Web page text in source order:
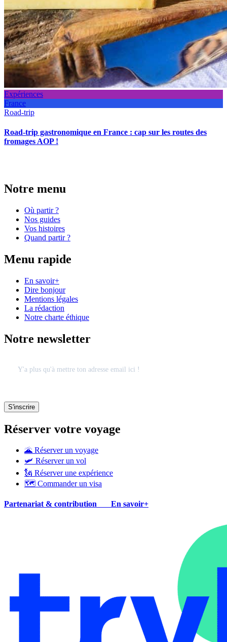
Expériences
France
Road-trip
Road-trip gastronomique en France : cap sur les routes des
fromages AOP !
Notre menu
Où partir ?
Nos guides
Vos histoires
Quand partir ?
Menu rapide
En savoir+
Dire bonjour
Mentions légales
La rédaction
Notre charte éthique
Notre newsletter
Réserver votre voyage
🌋 Réserver un voyage
🛩 Réserver un vol
🗽 Réserver une expérience
🗺 Commander un visa
Partenariat & contribution En savoir+